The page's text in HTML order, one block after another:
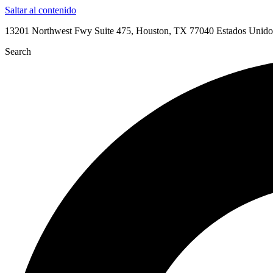
Saltar al contenido
13201 Northwest Fwy Suite 475, Houston, TX 77040 Estados
Search